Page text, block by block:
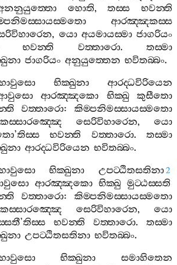
හොති,තස‍්ස
භවන‍්ති
ආරඤ‍්ඤකස‍්ස
, යො අයමායස‍්මා ජාගරියං
භවන‍්ති වත‍්තාරො.තස‍්මා
ජාගරියං අනුයුත‍්තෙන භවිතබ‍්බං.
භික‍්ඛුනා
ආරද‍්ධවිරියෙන
ආරඤ‍්ඤකො භික‍්ඛු
කුසීතො
වත‍්තාරො: කිම‍්පනිමස‍්සායස‍්මතො
සෙරිවිහාරෙන, යො
’තිස‍්ස භවන‍්ති වත‍්තාරො. තස‍්මා
ආරද‍්ධවිරියෙන භවිතබ‍්බං.
භික‍්ඛුනා උපට‍්ඨිතසතිනා2
ආරඤ‍්ඤකො භික‍්ඛු මුට‍්ඨස‍්සති
වත‍්තාරො: කිම‍්පනිමස‍්සායස‍්මතො
සෙරිවිහාරෙන, යො
’තිස‍්ස භවන‍්ති වත‍්තාරො. තස‍්මා
උපට‍්ඨිතසතිනා භවිතබ‍්බං.
භික‍්ඛුනා
සමාහිතෙන